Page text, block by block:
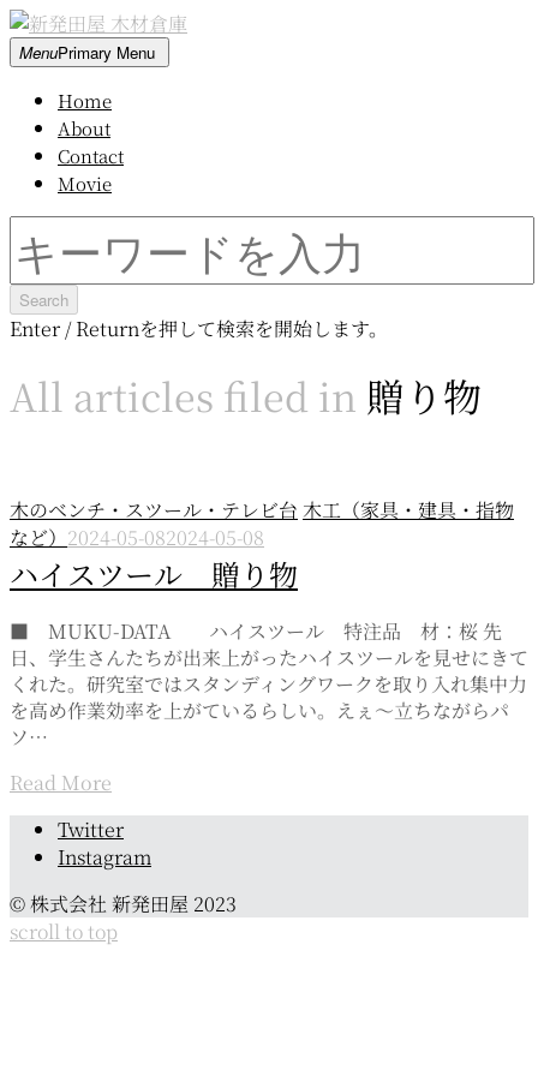
Skip
to
新
倉
庫
MenuPrimary Menu
Home
About
Contact
Movie
for:
Enter / Returnを押して検索を開始します。
All articles filed in 贈り物
木のベンチ・スツール・テレビ台 木工（家具・建具・指物
など） 2024-05-082024-05-08
ハイスツール 贈り物
■ MUKU-DATA ハイスツール 特注品 材：桜 先
日、学生さんたちが出来上がったハイスツールを見せにきて
くれた。研究室ではスタンディングワークを取り入れ集中力
を高め作業効率を上がているらしい。えぇ～立ちながらパ
ソ…
Read More
Page
navigation
Twitter
Instagram
© 株式会社 新発田屋 2023
scroll to top